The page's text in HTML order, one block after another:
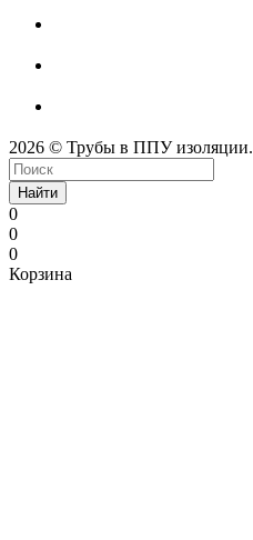
2026 © Трубы в ППУ изоляции.
Найти
0
0
0
Корзина